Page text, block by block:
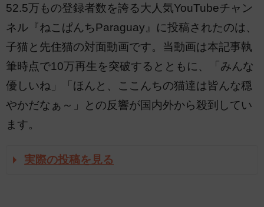
52.5万もの登録者数を誇る大人気YouTubeチャン
ネル『ねこぱんちParaguay』に投稿されたのは、
子猫と先住猫の対面動画です。当動画は本記事執
筆時点で10万再生を突破するとともに、「みんな
優しいね」「ほんと、ここんちの猫達は皆んな穏
やかだなぁ～」との反響が国内外から殺到してい
ます。
実際の投稿を見る